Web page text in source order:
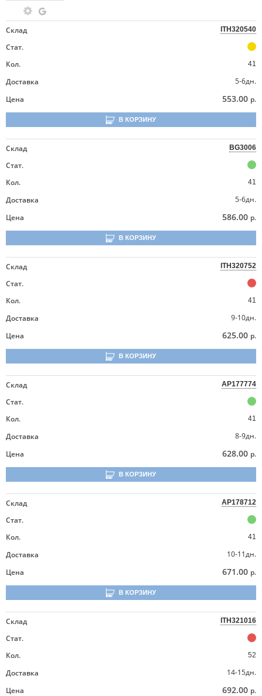
Склад ITH320540
Стат.
Кол.
41
Доставка
5-6дн.
Цена
553.00 р.
В КОРЗИНУ
Склад BG3006
Стат.
Кол.
41
Доставка
5-6дн.
Цена
586.00 р.
В КОРЗИНУ
Склад ITH320752
Стат.
Кол.
41
Доставка
9-10дн.
Цена
625.00 р.
В КОРЗИНУ
Склад AP177774
Стат.
Кол.
41
Доставка
8-9дн.
Цена
628.00 р.
В КОРЗИНУ
Склад AP178712
Стат.
Кол.
41
Доставка
10-11дн.
Цена
671.00 р.
В КОРЗИНУ
Склад ITH321016
Стат.
Кол.
52
Доставка
14-15дн.
Цена
692.00 р.